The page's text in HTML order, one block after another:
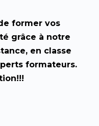
former vos
grâce à notre
en classe
formateurs.